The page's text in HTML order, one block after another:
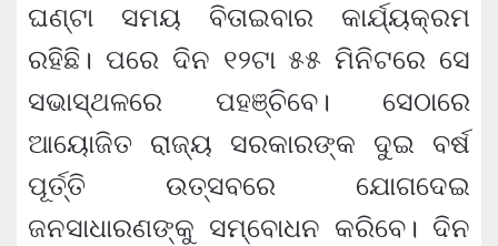
ଘଣ୍ଟା ସମୟ ବିତାଇବାର କାର୍ଯ୍ୟକ୍ରମ
ରହିଛି। ପରେ ଦିନ ୧୨ଟା ୫୫ ମିନିଟରେ ସେ
ସଭାସ୍ଥଳରେ ପହଞ୍ଚିବେ। ସେଠାରେ
ଆୟୋଜିତ ରାଜ୍ୟ ସରକାରଙ୍କ ଦୁଇ ବର୍ଷ
ପୂର୍ତ୍ତି ଉତ୍ସବରେ ଯୋଗଦେଇ
ଜନସାଧାରଣଙ୍କୁ ସମ୍ବୋଧନ କରିବେ। ଦିନ